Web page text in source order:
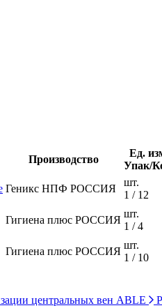
Производство
Ед.
Упак/
Геникс НПФ РОССИЯ
шт.
1 / 12
Гигиена плюс РОССИЯ
шт.
1 / 4
Гигиена плюс РОССИЯ
шт.
1 / 10
центральных вен ABLE